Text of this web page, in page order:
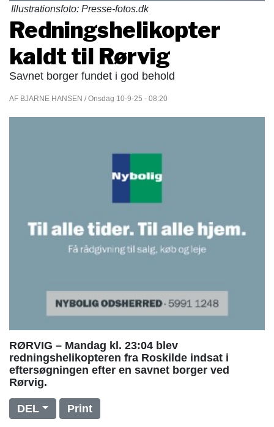
Illustrationsfoto: Presse-fotos.dk
Redningshelikopter
kaldt til Rørvig
Savnet borger fundet i god behold
AF BJARNE HANSEN / Onsdag 10-9-25 - 08:20
RØRVIG – Mandag kl. 23:04 blev
redningshelikopteren fra Roskilde indsat i
eftersøgningen efter en savnet borger ved
Rørvig.
DEL Print